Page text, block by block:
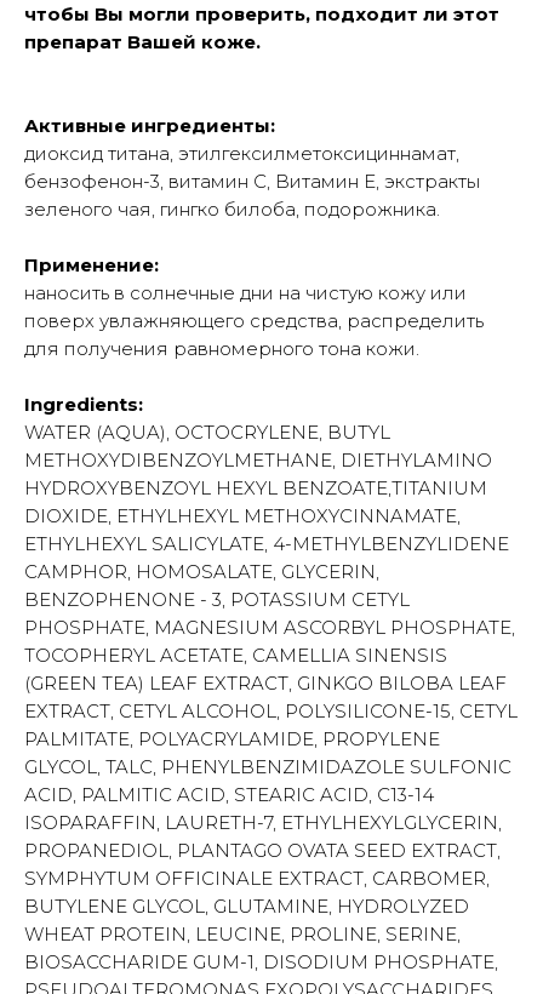
чтобы Вы могли проверить, подходит ли этот
препарат Вашей коже.
Активные ингредиенты:
диоксид титана, этилгексилметоксициннамат,
бензофенон-3, витамин С, Витамин Е, экстракты
зеленого чая, гингко билоба, подорожника.
Применение:
наносить в солнечные дни на чистую кожу или
поверх увлажняющего средства, распределить
для получения равномерного тона кожи.
Ingredients:
WATER (AQUA), OCTOCRYLENE, BUTYL
METHOXYDIBENZOYLMETHANE, DIETHYLAMINO
HYDROXYBENZOYL HEXYL BENZOATE,TITANIUM
DIOXIDE, ETHYLHEXYL METHOXYCINNAMATE,
ETHYLHEXYL SALICYLATE, 4-METHYLBENZYLIDENE
CAMPHOR, HOMOSALATE, GLYCERIN,
BENZOPHENONE - 3, POTASSIUM CETYL
PHOSPHATE, MAGNESIUM ASCORBYL PHOSPHATE,
TOCOPHERYL ACETATE, CAMELLIA SINENSIS
(GREEN TEA) LEAF EXTRACT, GINKGO BILOBA LEAF
EXTRACT, CETYL ALCOHOL, POLYSILICONE-15, CETYL
PALMITATE, POLYACRYLAMIDE, PROPYLENE
GLYCOL, TALC, PHENYLBENZIMIDAZOLE SULFONIC
ACID, PALMITIC ACID, STEARIC ACID, C13-14
ISOPARAFFIN, LAURETH-7, ETHYLHEXYLGLYCERIN,
PROPANEDIOL, PLANTAGO OVATA SEED EXTRACT,
SYMPHYTUM OFFICINALE EXTRACT, CARBOMER,
BUTYLENE GLYCOL, GLUTAMINE, HYDROLYZED
WHEAT PROTEIN, LEUCINE, PROLINE, SERINE,
BIOSACCHARIDE GUM-1, DISODIUM PHOSPHATE,
PSEUDOALTEROMONAS EXOPOLYSACCHARIDES,